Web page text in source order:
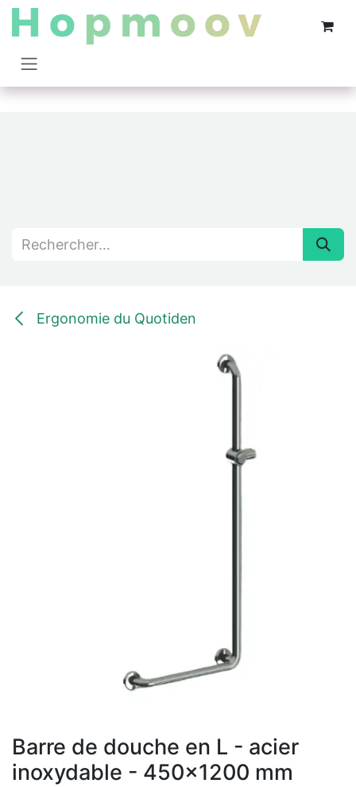
Se rendre au contenu
Ergonomie du Quotiden
Barre de douche en L - acier
inoxydable - 450x1200 mm